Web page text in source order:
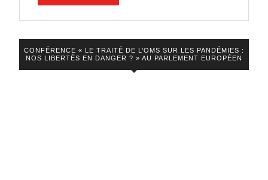
CONFÉRENCE « LE TRAITÉ DE L’OMS SUR LES PANDÉMIES :
NOS LIBERTÉS EN DANGER ? » AU PARLEMENT EUROPÉEN